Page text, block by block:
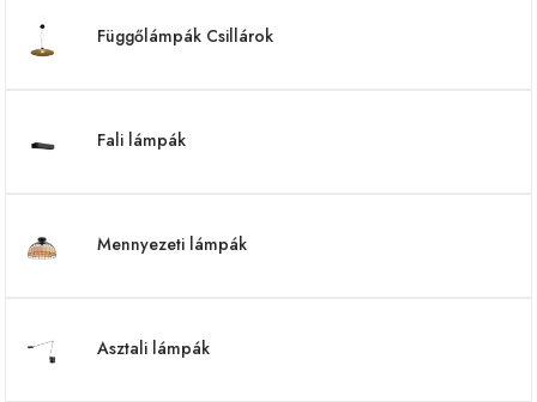
Függőlámpák Csillárok
Fali lámpák
Mennyezeti lámpák
Asztali lámpák